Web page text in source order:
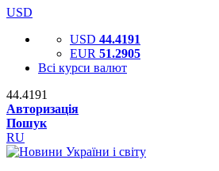
USD
USD 44.4191
EUR 51.2905
Всі курси валют
44.4191
Авторизація
Пошук
RU